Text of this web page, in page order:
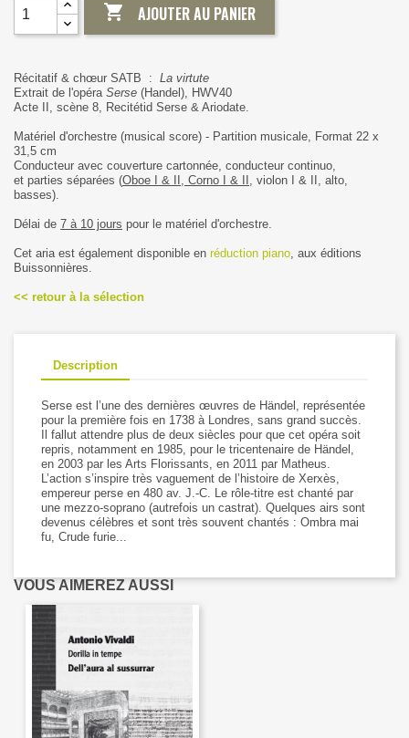
 AJOUTER AU PANIER
Récitatif & chœur SATB : La virtute
Extrait de l'opéra Serse (Handel), HWV40
Acte II, scène 8, Recitétid Serse & Ariodate.
Matériel d'orchestre (musical score) - Partition musicale, Format 22 x
31,5 cm
Conducteur avec couverture cartonnée, conducteur continuo,
et parties séparées (Oboe I & II, Corno I & II , violon I & II, alto,
basses).
Délai de 7 à 10 jours pour le matériel d'orchestre.
Cet aria est également disponible en réduction piano, aux éditions
Buissonnières.
<< retour à la sélection
Description
Serse est l’une des dernières œuvres de Händel, représentée
pour la première fois en 1738 à Londres, sans grand succès.
Il fallut attendre plus de deux siècles pour que cet opéra soit
repris, notamment en 1985, pour le tricentenaire de Händel,
en 2003 par les Arts Florissants, en 2011 par Matheus.
L’action s’inspire très vaguement de l’histoire de Xerxès,
empereur perse en 480 av. J.-C. Le rôle-titre est chanté par
une mezzo-soprano (autrefois un castrat). Quelques airs sont
devenus célèbres et sont très souvent chantés : Ombra mai
fu, Crude furie...
VOUS AIMEREZ AUSSI